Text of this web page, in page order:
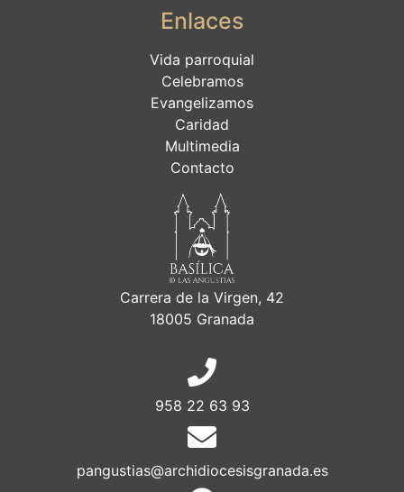
Enlaces
Vida parroquial
Celebramos
Evangelizamos
Caridad
Multimedia
Contacto
Carrera de la Virgen, 42
18005 Granada
958 22 63 93
pangustias@archidiocesisgranada.es